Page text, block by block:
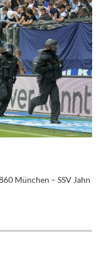
München – SSV Jahn